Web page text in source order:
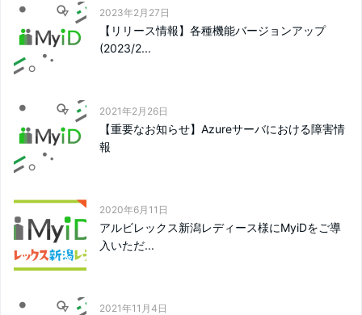
2023年2月27日
【リリース情報】各種機能バージョンアップ
(2023/2...
2021年2月26日
【重要なお知らせ】Azureサーバにおける障害情
報
2020年6月11日
アルビレックス新潟レディース様にMyiDをご導
入いただ...
2021年11月4日